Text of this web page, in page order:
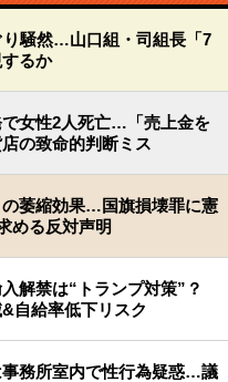
騒然…山口組・司組長「7
るか
女性2人死亡…「売上金を
の致命的判断ミス
萎縮効果…国旗損壊罪に憲
める反対声明
解禁は“トランプ対策”？
自給率低下リスク
務所室内で性行為疑惑…議